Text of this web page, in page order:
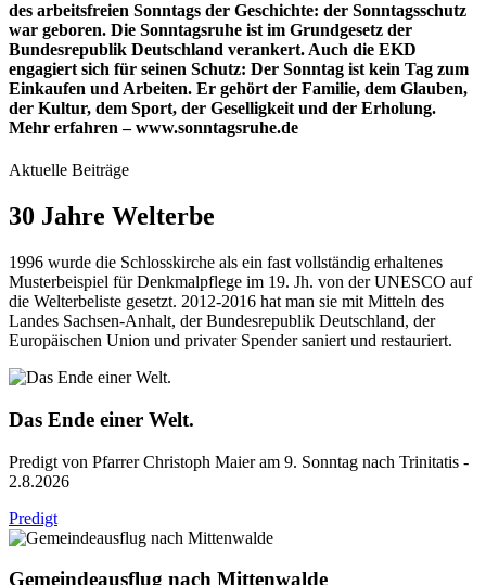
des arbeitsfreien Sonntags der Geschichte: der Sonntagsschutz
war geboren. Die Sonntagsruhe ist im Grundgesetz der
Bundesrepublik Deutschland verankert. Auch die EKD
engagiert sich für seinen Schutz: Der Sonntag ist kein Tag zum
Einkaufen und Arbeiten. Er gehört der Familie, dem Glauben,
der Kultur, dem Sport, der Geselligkeit und der Erholung.
Mehr erfahren – www.sonntagsruhe.de
Aktuelle Beiträge
30 Jahre Welterbe
1996 wurde die Schlosskirche als ein fast vollständig erhaltenes
Musterbeispiel für Denkmalpflege im 19. Jh. von der UNESCO auf
die Welterbeliste gesetzt. 2012-2016 hat man sie mit Mitteln des
Landes Sachsen-Anhalt, der Bundesrepublik Deutschland, der
Europäischen Union und privater Spender saniert und restauriert.
Das Ende einer Welt.
Predigt von Pfarrer Christoph Maier am 9. Sonntag nach Trinitatis -
2.8.2026
Predigt
Gemeindeausflug nach Mittenwalde